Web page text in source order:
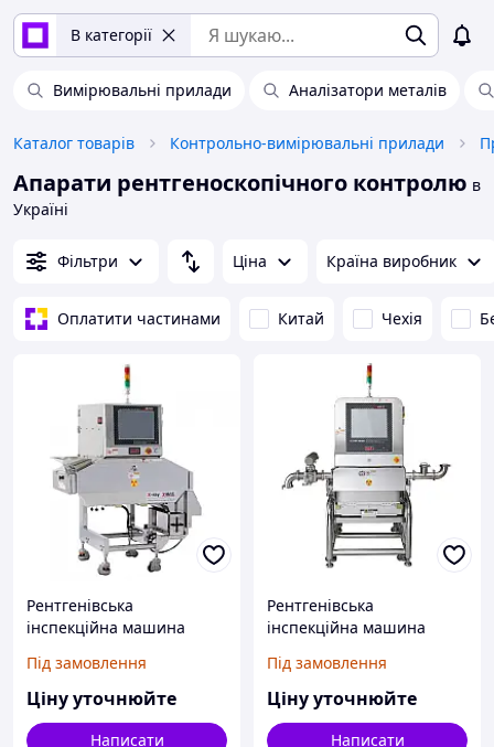
В категорії
Вимірювальні прилади Аналізатори металів
Каталог товарів Контрольно-вимірювальні прилади
Апарати рентгеноскопічного контролю в
Україні
Фільтри Ціна Країна виробник
Оплатити частинами Китай Чехія
Рентгенівська
інспекційна машина
Під замовлення
Ціну уточнюйте
Написати
Рентгенівська
інспекційна машина
Під замовлення
Ціну уточнюйте
Написати